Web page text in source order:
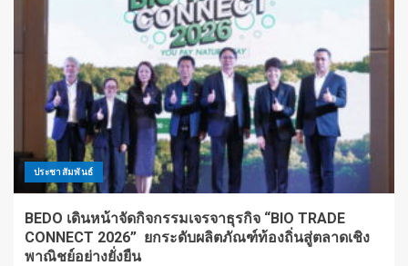
ประชาสัมพันธ์
BEDO เดินหน้าจัดกิจกรรมเจรจาธุรกิจ “BIO TRADE
CONNECT 2026” ยกระดับผลิตภัณฑ์ท้องถิ่นสู่ตลาดเชิง
พาณิชย์อย่างยั่งยืน